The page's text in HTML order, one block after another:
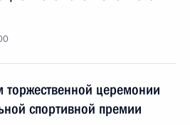
торжественной церемонии
спортивной премии